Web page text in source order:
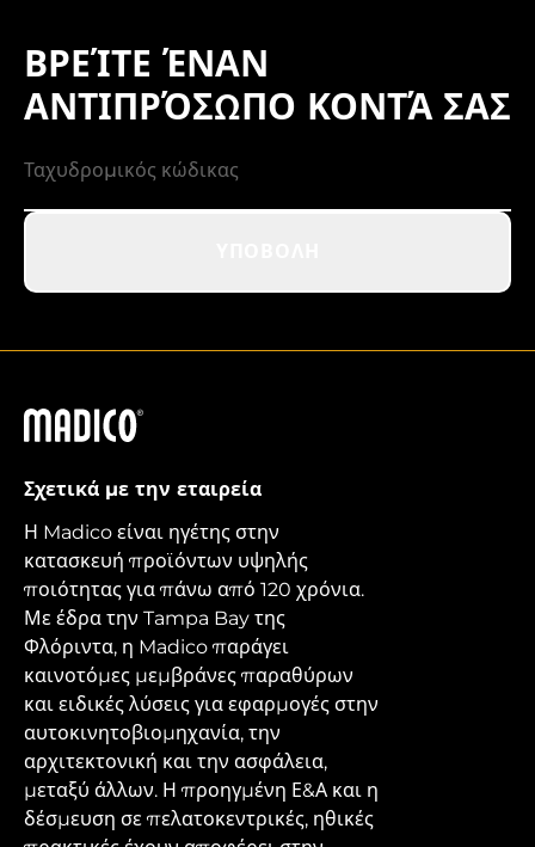
ΒΡΕΊΤΕ ΈΝΑΝ
ΑΝΤΙΠΡΌΣΩΠΟ ΚΟΝΤΆ ΣΑΣ
Madico
Σχετικά με την εταιρεία
Η Madico είναι ηγέτης στην
κατασκευή προϊόντων υψηλής
ποιότητας για πάνω από 120 χρόνια.
Με έδρα την Tampa Bay της
Φλόριντα, η Madico παράγει
καινοτόμες μεμβράνες παραθύρων
και ειδικές λύσεις για εφαρμογές στην
αυτοκινητοβιομηχανία, την
αρχιτεκτονική και την ασφάλεια,
μεταξύ άλλων. Η προηγμένη Ε&Α και η
δέσμευση σε πελατοκεντρικές, ηθικές